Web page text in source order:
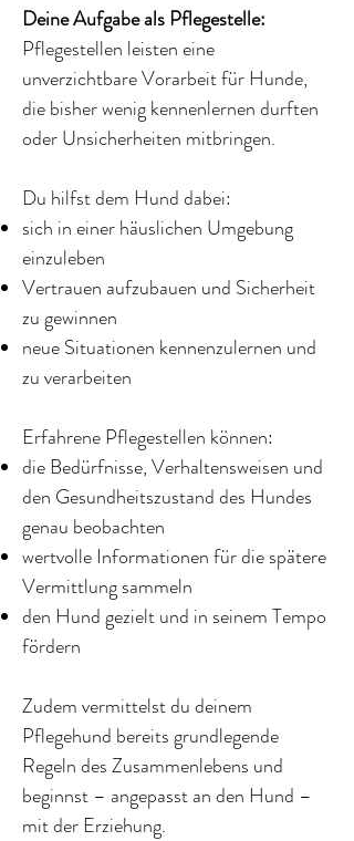
Deine Aufgabe als Pflegestelle:
Pflegestellen leisten eine
unverzichtbare Vorarbeit für Hunde,
die bisher wenig kennenlernen durften
oder Unsicherheiten mitbringen.
Du hilfst dem Hund dabei:
sich in einer häuslichen Umgebung
einzuleben
Vertrauen aufzubauen und Sicherheit
zu gewinnen
neue Situationen kennenzulernen und
zu verarbeiten
Erfahrene Pflegestellen können:
die Bedürfnisse, Verhaltensweisen und
den Gesundheitszustand des Hundes
genau beobachten
wertvolle Informationen für die spätere
Vermittlung sammeln
den Hund gezielt und in seinem Tempo
fördern
Zudem vermittelst du deinem
Pflegehund bereits grundlegende
Regeln des Zusammenlebens und
beginnst – angepasst an den Hund –
mit der Erziehung.